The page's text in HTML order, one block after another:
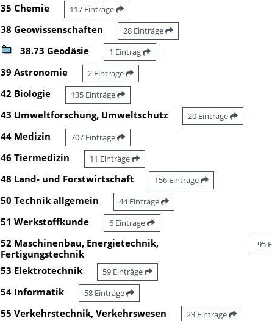
35 Chemie 117 Einträge
38 Geowissenschaften 28 Einträge
38.73 Geodäsie 1 Eintrag
39 Astronomie 2 Einträge
42 Biologie 135 Einträge
43 Umweltforschung, Umweltschutz 20 Einträge
44 Medizin 707 Einträge
46 Tiermedizin 11 Einträge
48 Land- und Forstwirtschaft 156 Einträge
50 Technik allgemein 44 Einträge
51 Werkstoffkunde 6 Einträge
52 Maschinenbau, Energietechnik,
Fertigungstechnik
95
53 Elektrotechnik 59 Einträge
54 Informatik 58 Einträge
55 Verkehrstechnik, Verkehrswesen 23 Einträge